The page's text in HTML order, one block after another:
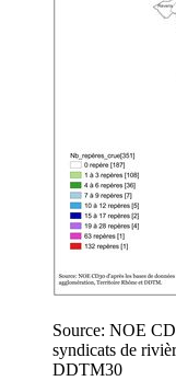
Source: NOE
syndicats de
DDTM30